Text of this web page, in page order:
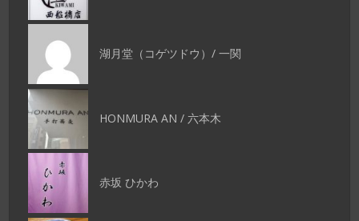
湖月堂（コゲツドウ）/ 一関
HONMURA AN / 六本木
赤坂 ひかわ